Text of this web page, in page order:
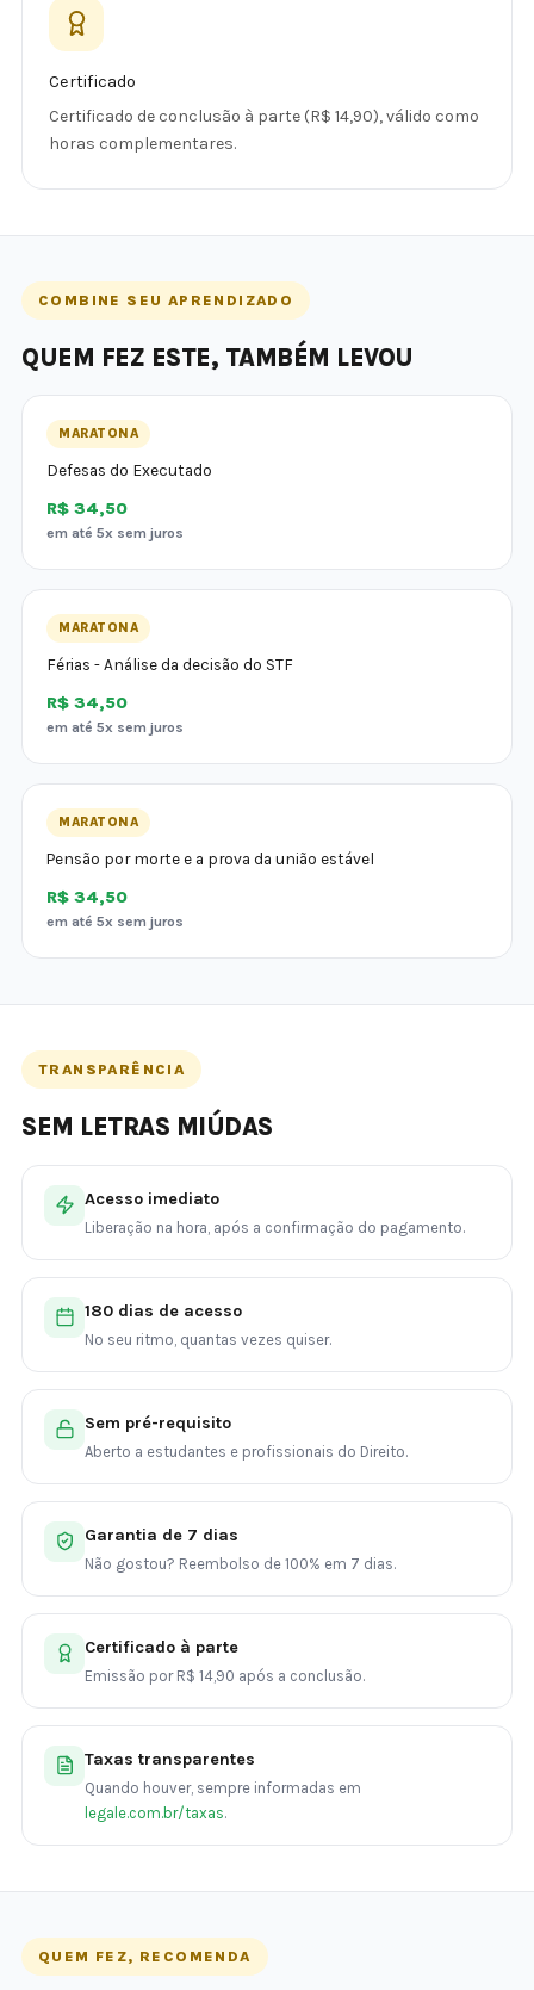
Certificado
Certificado de conclusão à parte (R$ 14,90), válido como
horas complementares.
COMBINE SEU APRENDIZADO
QUEM FEZ ESTE, TAMBÉM LEVOU
MARATONA
Defesas do Executado
R$ 34,50
em até 5x sem juros
MARATONA
Férias - Análise da decisão do STF
R$ 34,50
em até 5x sem juros
MARATONA
Pensão por morte e a prova da união estável
R$ 34,50
em até 5x sem juros
TRANSPARÊNCIA
SEM LETRAS MIÚDAS
Acesso imediato
Liberação na hora, após a confirmação do pagamento.
180 dias de acesso
No seu ritmo, quantas vezes quiser.
Sem pré-requisito
Aberto a estudantes e profissionais do Direito.
Garantia de 7 dias
Não gostou? Reembolso de 100% em 7 dias.
Certificado à parte
Emissão por R$ 14,90 após a conclusão.
Taxas transparentes
Quando houver, sempre informadas em
legale.com.br/taxas.
QUEM FEZ, RECOMENDA